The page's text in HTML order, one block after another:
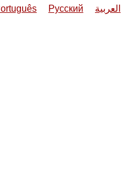
Русский العربية